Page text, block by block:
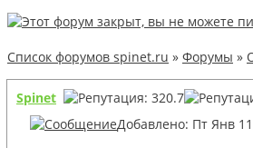
Список форумов spinet.ru » Форумы »
Spinet
Добавлено: Пт Янв